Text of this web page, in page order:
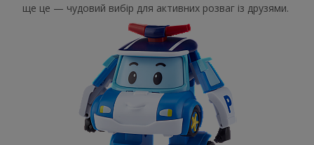
ще це — чудовий вибір для активних розваг із друзями.